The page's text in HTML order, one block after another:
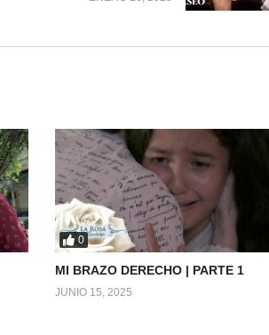
0
MI BRAZO DERECHO | PARTE 1
JUNIO 15, 2025